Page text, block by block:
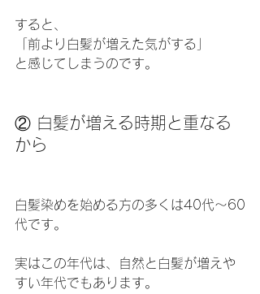
すると、
「前より白髪が増えた気がする」
と感じてしまうのです。
② 白髪が増える時期と重なる
から
白髪染めを始める方の多くは40代〜60
代です。
実はこの年代は、自然と白髪が増えや
すい年代でもあります。